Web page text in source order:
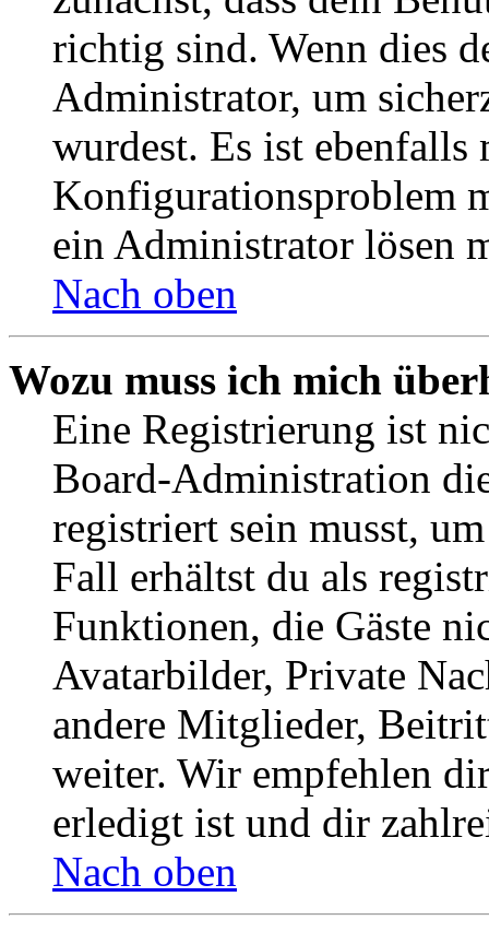
richtig sind. Wenn dies
Administrator, um
wurdest. Es ist ebenfalls
Konfigurationsproblem
ein Administrator lösen
Nach oben
Wozu muss ich mich
Eine Registrierung ist
Board-Administration
registriert sein musst,
Fall erhältst du als
Funktionen, die Gäste
Avatarbilder, Private
andere Mitglieder,
weiter. Wir empfehlen
erledigt ist und dir
Nach oben